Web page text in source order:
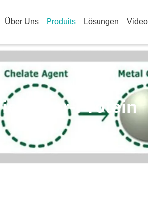
Über Uns Produits Lösungen Video
Tierfutter-Protein